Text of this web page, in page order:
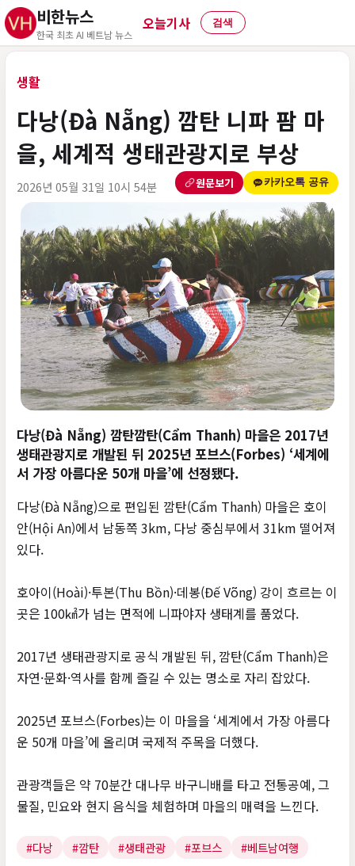
비한뉴스
한국 최초 AI 베트남 뉴스
오늘기사 검색
생활
다낭(Đà Nẵng) 깜탄 니파 팜 마
을, 세계적 생태관광지로 부상
2026년 05월 31일 10시 54분 원문보기 카카오톡 공유
다낭(Đà Nẵng) 깜탄깜탄(Cẩm Thanh) 마을은 2017년
생태관광지로 개발된 뒤 2025년 포브스(Forbes) ‘세계에
서 가장 아름다운 50개 마을’에 선정됐다.
다낭(Đà Nẵng)으로 편입된 깜탄(Cẩm Thanh) 마을은 호이
안(Hội An)에서 남동쪽 3km, 다낭 중심부에서 31km 떨어져
있다.
호아이(Hoài)·투본(Thu Bồn)·데봉(Đế Võng) 강이 흐르는 이
곳은 100㎢가 넘는 면적에 니파야자 생태계를 품었다.
2017년 생태관광지로 공식 개발된 뒤, 깜탄(Cẩm Thanh)은
자연·문화·역사를 함께 즐길 수 있는 명소로 자리 잡았다.
2025년 포브스(Forbes)는 이 마을을 ‘세계에서 가장 아름다
운 50개 마을’에 올리며 국제적 주목을 더했다.
관광객들은 약 70분간 대나무 바구니배를 타고 전통공예, 그
물질, 민요와 현지 음식을 체험하며 마을의 매력을 느낀다.
#다낭 #깜탄 #생태관광 #포브스 #베트남여행